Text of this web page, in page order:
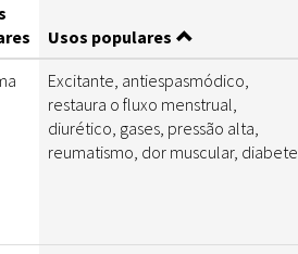
Usos populares
Excitante, antiespasmódico,
restaura o fluxo menstrual,
diurético, gases, pressão alta,
reumatismo, dor muscular, diabete